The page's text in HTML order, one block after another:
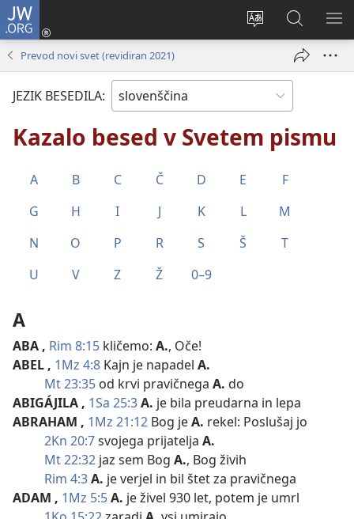
JW.ORG
Spremeni
spletnega
mesta
Prijava
(odpre
Iskanje
po
JW.ORG
Prevod novi svet (revidiran 2021)
JEZIK BESEDILA:
Kazalo besed v Svetem pismu
A B C Č D E
F
G
H I J K L
M
N
O P R S Š
T
U
V Z Ž 0–9
A
ABA , Rim 8:15 kličemo: A., Oče!
ABEL , 1Mz 4:8 Kajn je napadel A.
Mt 23:35 od krvi pravičnega A. do
ABIGÁJILA , 1Sa 25:3A. je bila preudarna in lepa
ABRAHAM , 1Mz 21:12 Bog jeA. rekel: Poslušaj jo
2Kn 20:7svojega prijatelja A.
Mt 22:32 jaz sem Bog A., Bog živih
Rim 4:3A. je verjel in bil štet za pravičnega
ADAM , 1Mz 5:5A. je živel 930 let, potem je umrl